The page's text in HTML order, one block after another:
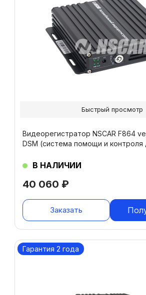
40 060 ₽
Видеорегистратор NSCAR F864
DSM (система помощи и контроля
В НАЛИЧИИ
Заказать
Быстрый просмотр
Гарантия 2 года